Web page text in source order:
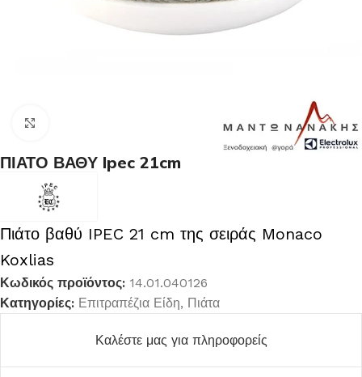
ΠΙΑΤΟ ΒΑΘΥ Ipec 21cm
Πιάτο βαθύ IPEC 21 cm της σειράς Monaco
Koxlias
Κωδικός προϊόντος: 14.01.040126
Κατηγορίες: Επιτραπέζια Είδη, Πιάτα
Καλέστε μας για πληροφορείς